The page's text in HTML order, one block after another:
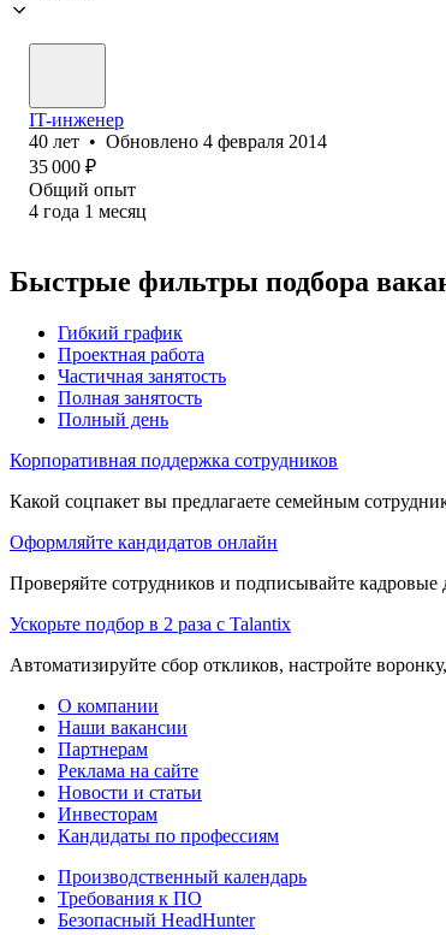
IT-инженер
40 лет • Обновлено 4 февраля 2014
35 000 ₽
Общий опыт
4 года 1 месяц
Быстрые фильтры подбора
Гибкий график
Проектная работа
Частичная занятость
Полная занятость
Полный день
Корпоративная поддержка сотрудников
Какой соцпакет вы предлагаете семейным
Оформляйте кандидатов онлайн
Проверяйте сотрудников и подписывайте
Ускорьте подбор в 2 раза с Talantix
Автоматизируйте сбор откликов, настройте
О компании
Наши вакансии
Партнерам
Реклама на сайте
Новости и статьи
Инвесторам
Кандидаты по профессиям
Производственный календарь
Требования к ПО
Безопасный HeadHunter